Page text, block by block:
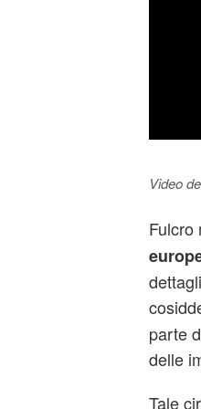
Video
Fulcro
parte
delle
Tale